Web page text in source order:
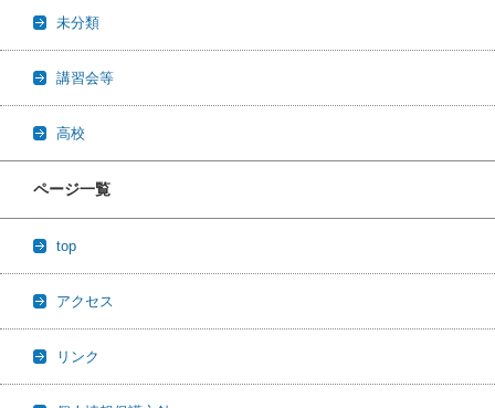
未分類
講習会等
高校
ページ一覧
top
アクセス
リンク